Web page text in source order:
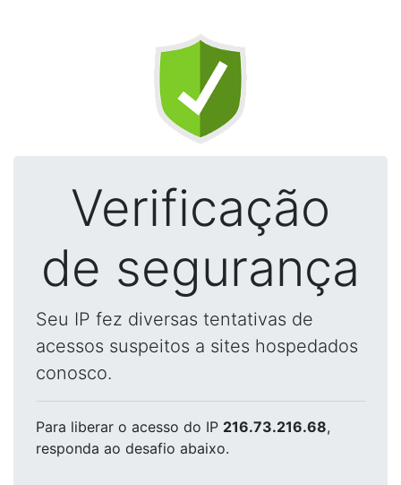
Verificação
de segurança
Seu IP fez diversas tentativas de
acessos suspeitos a sites hospedados
conosco.
Para liberar o acesso do IP 216.73.216.68,
responda ao desafio abaixo.